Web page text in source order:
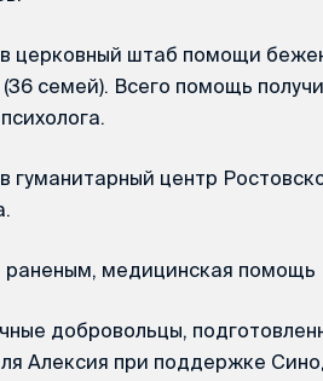
церковный штаб помощи
(36 семей). Всего помощь
гуманитарный центр
медицинская помощь
добровольцы,
Алексия при поддержке